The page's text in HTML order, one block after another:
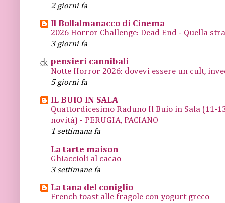
2 giorni fa
Il Bollalmanacco di Cinema
2026 Horror Challenge: Dead End - Quella
3 giorni fa
pensieri cannibali
Notte Horror 2026: dovevi essere un cult,
5 giorni fa
IL BUIO IN SALA
Quattordicesimo Raduno Il Buio in Sala (11-
novità) - PERUGIA, PACIANO
1 settimana fa
La tarte maison
Ghiaccioli al cacao
3 settimane fa
La tana del coniglio
French toast alle fragole con yogurt greco